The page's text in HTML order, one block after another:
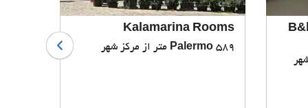
Kalamarina Rooms
Palermo 589 متر از مرکز شهر